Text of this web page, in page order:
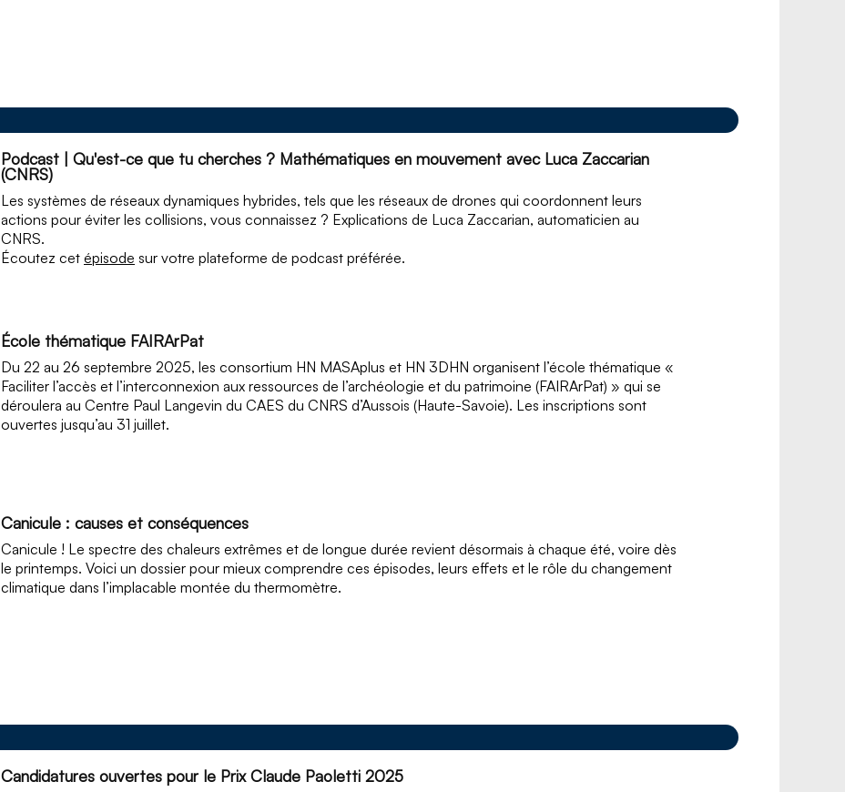
Podcast | Qu'est-ce que tu cherches ? Mathématiques en mouvement avec Luca Zaccarian
(CNRS)
Les systèmes de réseaux dynamiques hybrides, tels que les réseaux de drones qui coordonnent leurs
actions pour éviter les collisions, vous connaissez ? Explications de Luca Zaccarian, automaticien au
CNRS.
Écoutez cet épisode sur votre plateforme de podcast préférée.
École thématique FAIRArPat
Du 22 au 26 septembre 2025, les consortium HN MASAplus et HN 3DHN organisent l’école thématique «
Faciliter l’accès et l’interconnexion aux ressources de l’archéologie et du patrimoine (FAIRArPat) » qui se
déroulera au Centre Paul Langevin du CAES du CNRS d’Aussois (Haute-Savoie). Les inscriptions sont
ouvertes jusqu’au 31 juillet.
Canicule : causes et conséquences
Canicule ! Le spectre des chaleurs extrêmes et de longue durée revient désormais à chaque été, voire dès
le printemps. Voici un dossier pour mieux comprendre ces épisodes, leurs effets et le rôle du changement
climatique dans l’implacable montée du thermomètre.
Candidatures ouvertes pour le Prix Claude Paoletti 2025